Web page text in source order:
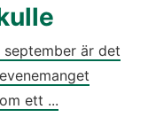
september är det
ett ...